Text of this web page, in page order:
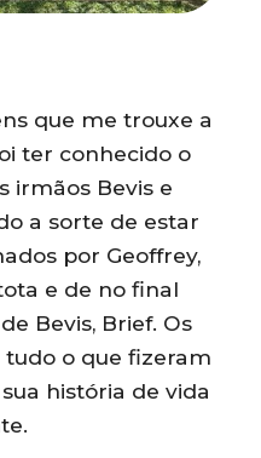
que me trouxe a
ter conhecido o
irmãos Bevis e
a sorte de estar
por Geoffrey,
e de no final
Bevis, Brief. Os
o que fizeram
história de vida